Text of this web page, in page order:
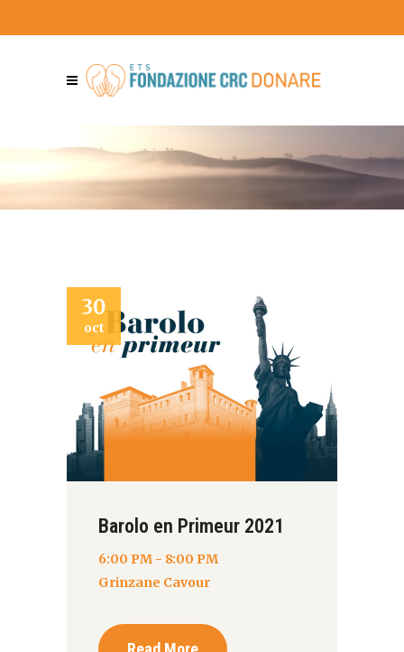
30
oct
Barolo en Primeur 2021
6:00 PM - 8:00 PM
Grinzane Cavour